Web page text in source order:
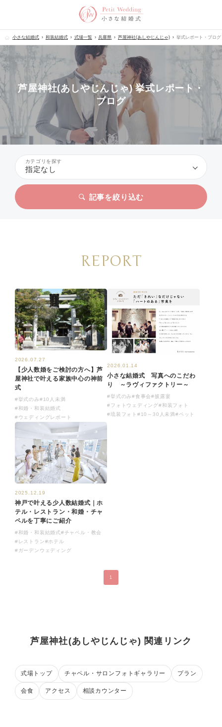
小さな結婚式 和装結婚式 式場一覧 兵庫県 芦屋神社(あしやじんじゃ) 挙式レポート・ブログ
芦屋神社(あしやじんじゃ) 挙式レポート・
ブログ
カテゴリを探す
指定なし
記事を絞り込む
REPORT
2026.07.27
【少人数婚をご検討の方へ】芦
屋神社で叶える家族中心の神前
式
#挙式のみ#10人未満
#和婚・和装結婚式
#ウェディングレポート
2026.01.14
小さな結婚式 写真へのこだわ
り ～ラヴィファクトリー～
#挙式のみ#食事会#披露宴
#フォトウェディング#和装フォト
#琉装フォト #10～30人未満 #ペット
2025.12.19
神戸で叶える少人数結婚式｜ホ
テル・レストラン・和婚・チャ
ペルを丁寧にご紹介
#和婚・和装結婚式#チャペル・教会
#レストラン#ホテル
#ガーデンウェディング
1
芦屋神社(あしやじんじゃ) 関連リンク
式場トップ チャペル・サロンフォトギャラリー プラン
会食 アクセス 相談カウンター